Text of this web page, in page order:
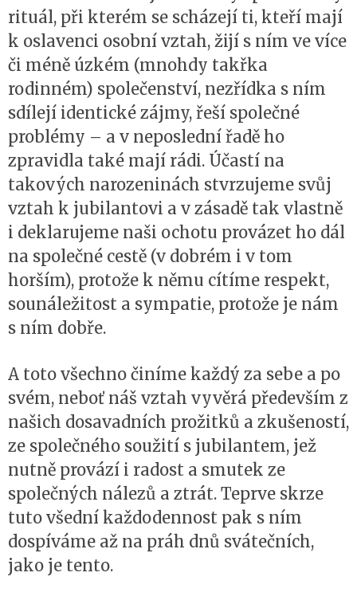
rituál, při kterém se scházejí ti, kteří mají
k oslavenci osobní vztah, žijí s ním ve více
či méně úzkém (mnohdy takřka
rodinném) společenství, nezřídka s ním
sdílejí identické zájmy, řeší společné
problémy – a v neposlední řadě ho
zpravidla také mají rádi. Účastí na
takových narozeninách stvrzujeme svůj
vztah k jubilantovi a v zásadě tak vlastně
i deklarujeme naši ochotu provázet ho dál
na společné cestě (v dobrém i v tom
horším), protože k němu cítíme respekt,
sounáležitost a sympatie, protože je nám
s ním dobře.
A toto všechno činíme každý za sebe a po
svém, neboť náš vztah vyvěrá především z
našich dosavadních prožitků a zkušeností,
ze společného soužití s jubilantem, jež
nutně provází i radost a smutek ze
společných nálezů a ztrát. Teprve skrze
tuto všední každodennost pak s ním
dospíváme až na práh dnů svátečních,
jako je tento.